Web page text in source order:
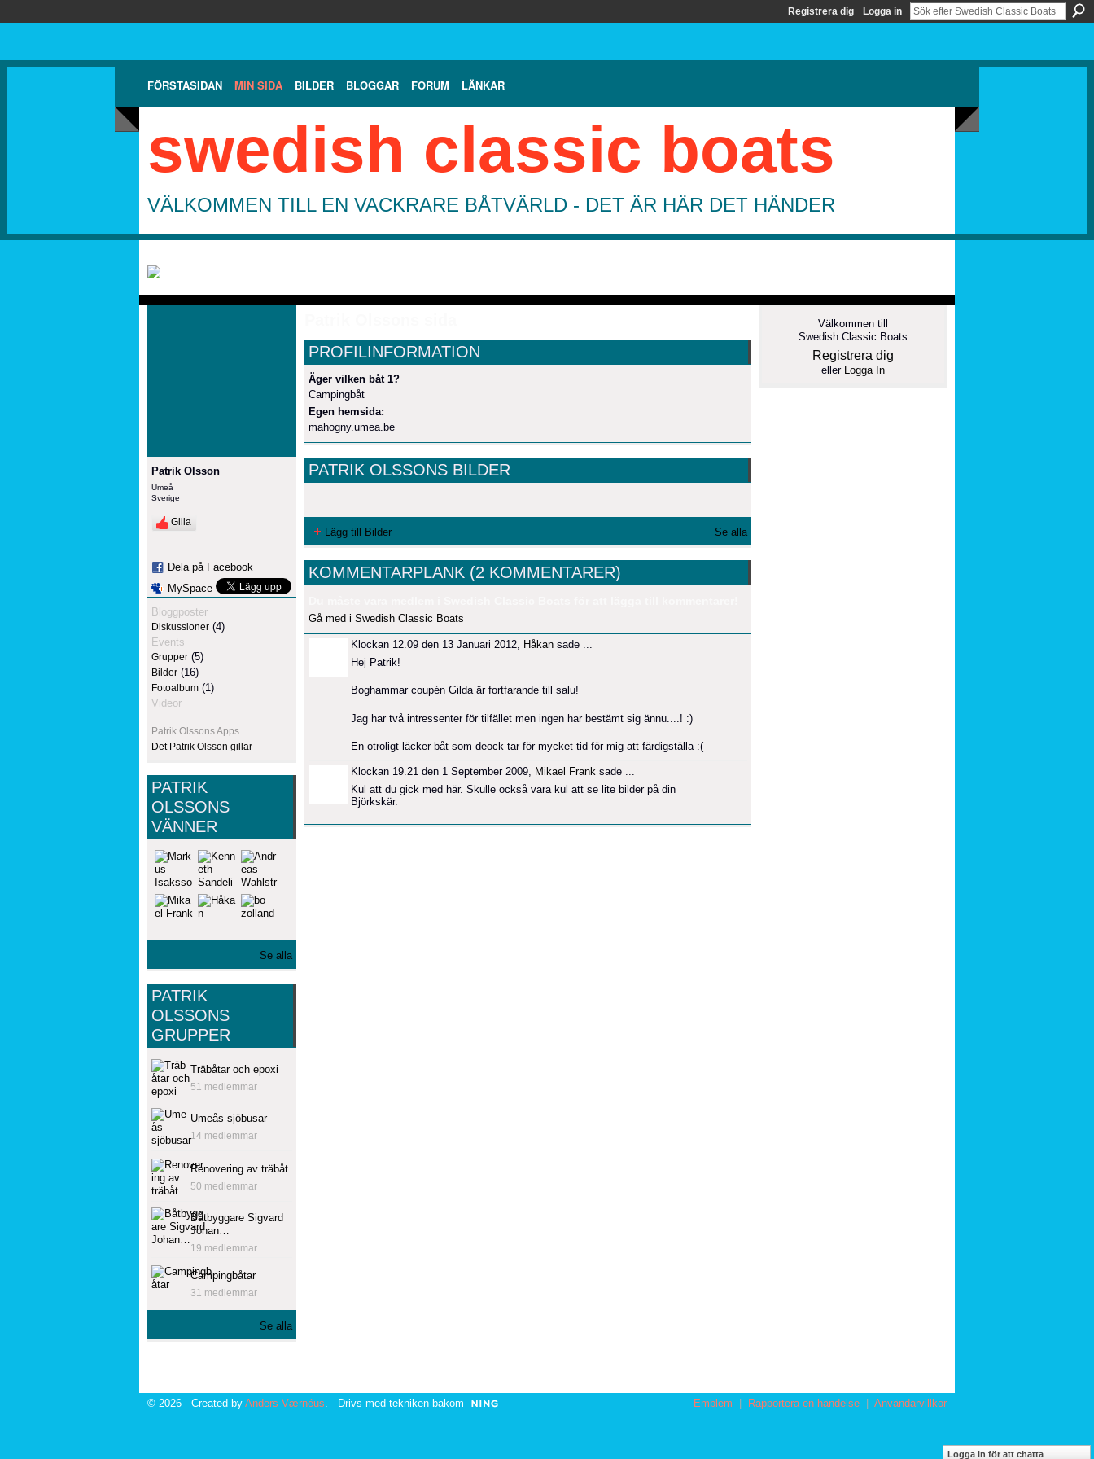
Registrera dig Logga in
FÖRSTASIDAN MIN SIDA BILDER BLOGGAR FORUM LÄNKAR
swedish classic boats
VÄLKOMMEN TILL EN VACKRARE BÅTVÄRLD - DET ÄR HÄR DET HÄNDER
Patrik Olsson
Umeå
Sverige
Gilla
Dela på Facebook
MySpace
Bloggposter
Diskussioner (4)
Events
Grupper (5)
Bilder (16)
Fotoalbum (1)
Videor
Patrik Olssons Apps
Det Patrik Olsson gillar
PATRIK
OLSSONS
VÄNNER
Se alla
PATRIK
OLSSONS
GRUPPER
Träbåtar och epoxi
51 medlemmar
Umeås sjöbusar
14 medlemmar
Renovering av träbåt
50 medlemmar
Båtbyggare Sigvard
Johan…
19 medlemmar
Campingbåtar
31 medlemmar
Se alla
PROFILINFORMATION
Äger vilken båt 1?
Campingbåt
Egen hemsida:
mahogny.umea.be
PATRIK OLSSONS BILDER
Lägg till Bilder Se alla
KOMMENTARPLANK (2 KOMMENTARER)
Gå med i Swedish Classic Boats
Klockan 12.09 den 13 Januari 2012, Håkan sade ...
Hej Patrik!
Boghammar coupén Gilda är fortfarande till salu!
Jag har två intressenter för tilfället men ingen har bestämt sig ännu....! :)
En otroligt läcker båt som deock tar för mycket tid för mig att färdigställa :(
Klockan 19.21 den 1 September 2009, Mikael Frank sade ...
Kul att du gick med här. Skulle också vara kul att se lite bilder på din
Björkskär.
Välkommen till
Swedish Classic Boats
Registrera dig
eller Logga In
© 2026 Created by Anders Værnéus . Drivs med tekniken bakom Emblem | Rapportera en händelse | Användarvillkor
Logga in för att chatta